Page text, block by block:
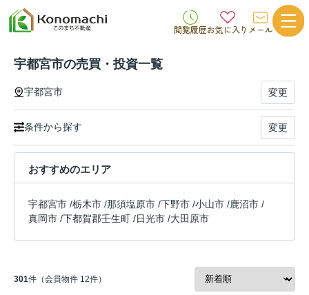
閲覧履歴お気に入り メール
宇都宮市の売買・投資一覧
宇都宮市 変更
条件から探す 変更
おすすめのエリア
宇都宮市 /栃木市 /那須塩原市 /下野市 /小山市 /鹿沼市 /
真岡市 /下都賀郡壬生町 /日光市 /大田原市
301件（会員物件 12件）